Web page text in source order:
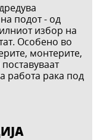
подот - од
избор на
Особено во
монтерите,
работа рака под